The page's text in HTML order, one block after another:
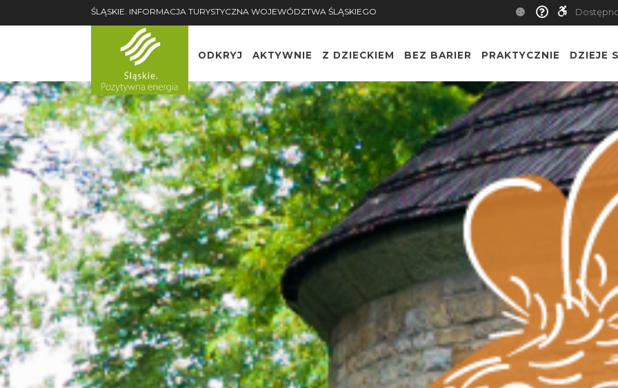
ŚLĄSKIE. INFORMACJA TURYSTYCZNA WOJEWÓDZTWA ŚLĄSKIEGO
ODKRYJ AKTYWNIE Z DZIECKIEM BEZ BARIER PRAKTYCZNIE DZIEJE